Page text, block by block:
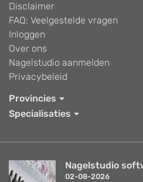
Disclaimer
FAQ: Veelgestelde vragen
Inloggen
Over ons
Nagelstudio aanmelden
Privacybeleid
Provincies
Specialisaties
Nagelstudio
02-08-2026